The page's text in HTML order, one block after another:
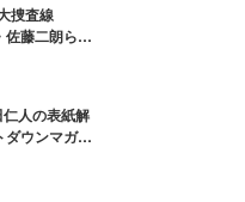
捜査線
佐藤二朗ら新
人の表紙解
ウンマガジ